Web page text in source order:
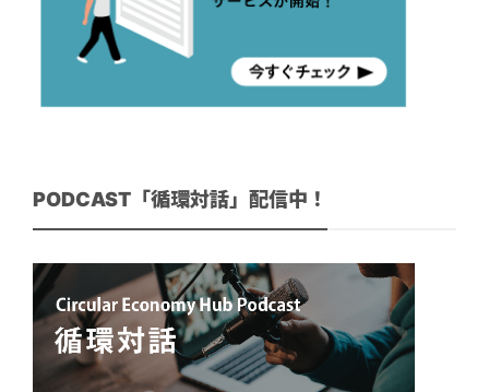
PODCAST「循環対話」配信中！